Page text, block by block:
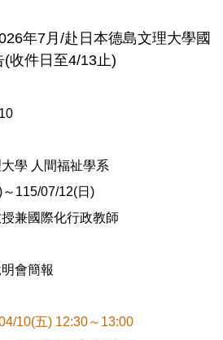
年7月/赴日本德島文理大學國
(收件日至4/13止)
學 人間福祉學系
115/07/12(日)
兼國際化行政教師
會簡報
10(五) 12:30～13:00